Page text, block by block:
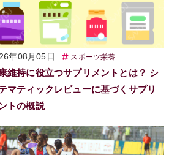
年08月05日 スポーツ栄養
維持に役立つサプリメントとは？ シ
マティックレビューに基づくサプリ
トの概説